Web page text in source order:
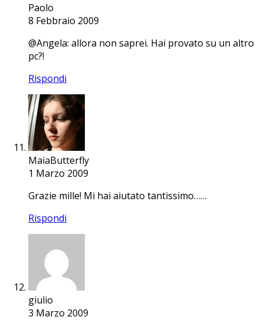
Paolo
8 Febbraio 2009
@Angela: allora non saprei. Hai provato su un altro
pc?!
Rispondi
MaiaButterfly
1 Marzo 2009
Grazie mille! Mi hai aiutato tantissimo……
Rispondi
giulio
3 Marzo 2009